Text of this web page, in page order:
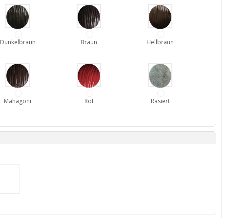
Dunkelbraun Braun Hellbraun
Mahagoni Rot Rasiert